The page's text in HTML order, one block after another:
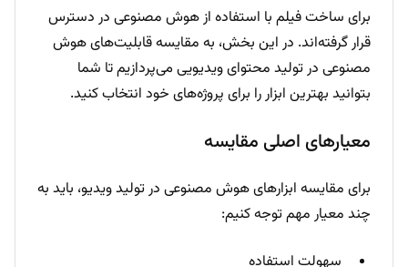
برای ساخت فیلم با استفاده از هوش مصنوعی در دسترس
قرار گرفته‌اند. در این بخش، به مقایسه قابلیت‌های هوش
مصنوعی در تولید محتوای ویدیویی می‌پردازیم تا شما
بتوانید بهترین ابزار را برای پروژه‌های خود انتخاب کنید.
معیارهای اصلی مقایسه
برای مقایسه ابزارهای هوش مصنوعی در تولید ویدیو، باید به
چند معیار مهم توجه کنیم:
سهولت استفاده